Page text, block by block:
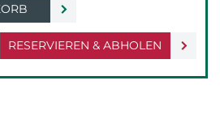
RESERVIEREN & ABHOLEN